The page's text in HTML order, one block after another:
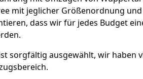
mit jeglicher Größenordnung
dass wir für jedes Budget
sorgfältig ausgewählt, wir haben